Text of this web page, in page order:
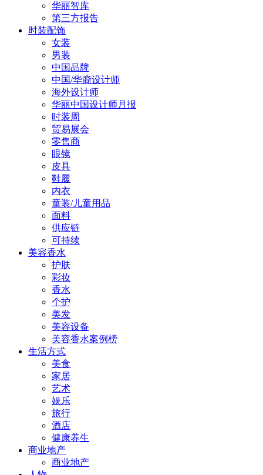
华丽智库
第三方报告
时装配饰
女装
男装
中国品牌
中国/华裔设计师
海外设计师
华丽中国设计师月报
时装周
贸易展会
零售商
眼镜
皮具
鞋履
内衣
童装/儿童用品
面料
供应链
可持续
美容香水
护肤
彩妆
香水
个护
美发
美容设备
美容香水案例榜
生活方式
美食
家居
艺术
娱乐
旅行
酒店
健康养生
商业地产
商业地产